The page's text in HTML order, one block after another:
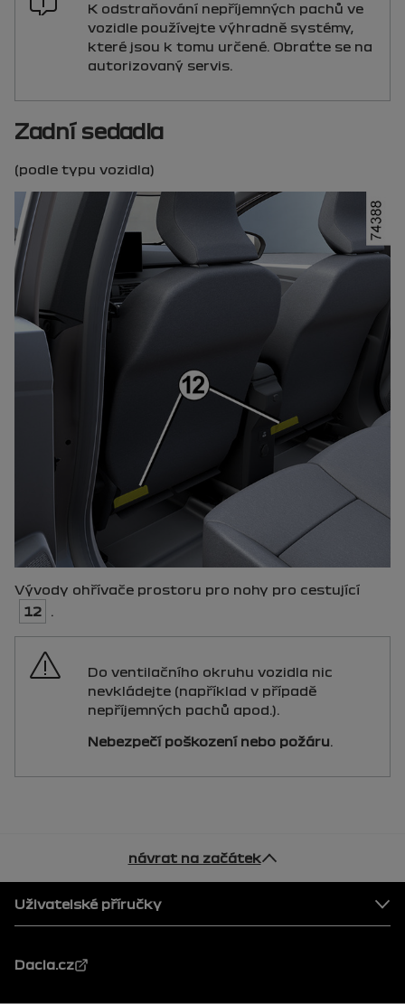
K odstraňování nepříjemných pachů ve
vozidle používejte výhradně systémy,
které jsou k tomu určené. Obraťte se na
autorizovaný servis.
Zadní sedadla
(podle typu vozidla)
Vývody ohřívače prostoru pro nohy pro cestující
12
.
Do ventilačního okruhu vozidla nic
nevkládejte (například v případě
nepříjemných pachů apod.).
Nebezpečí poškození nebo požáru.
návrat na začátek
Patička
Uživatelské příručky
Dacia.cz